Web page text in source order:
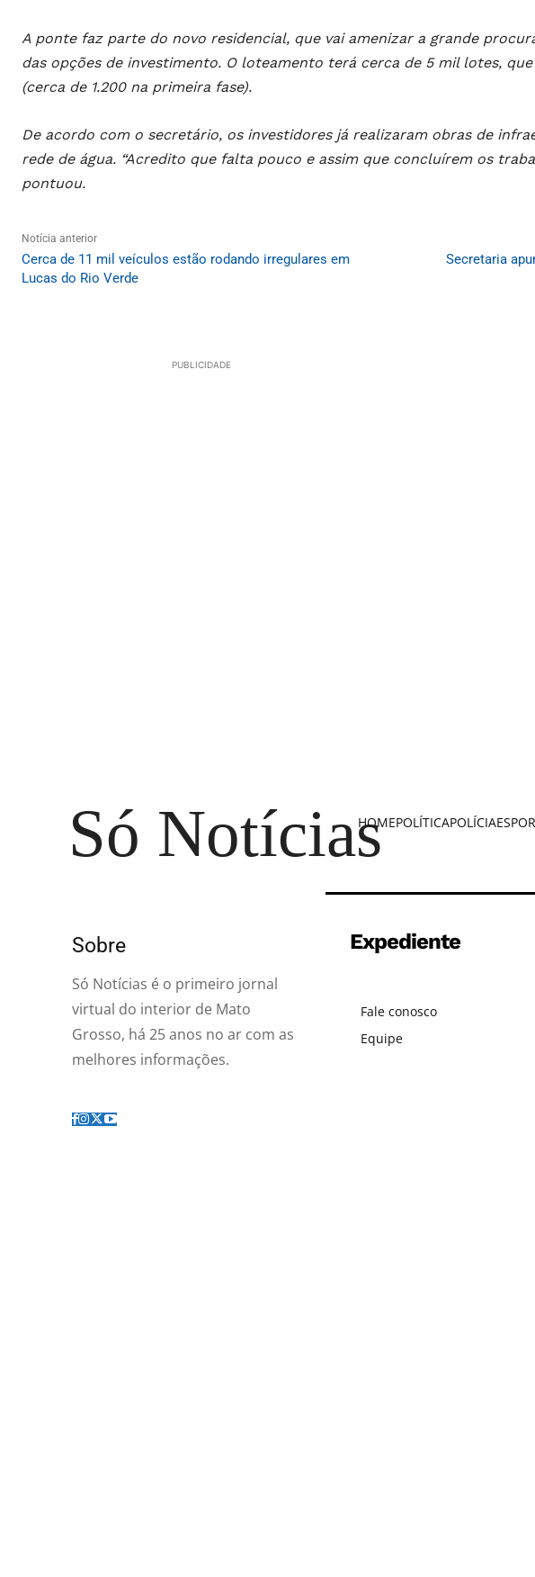
A ponte faz parte do novo residencial, que vai amenizar a grande
das opções de investimento. O loteamento terá cerca de 5 mil lotes,
(cerca de 1.200 na primeira fase).
De acordo com o secretário, os investidores já realizaram obras de
rede de água. “Acredito que falta pouco e assim que concluírem os
pontuou.
Notícia anterior
Cerca de 11 mil veículos estão rodando irregulares em
Lucas do Rio Verde
Secretaria
PUBLICIDADE
Só Notícias
HOMEPOLÍTICAPOLÍCIA
Sobre
Só Notícias é o primeiro jornal
virtual do interior de Mato
Grosso, há 25 anos no ar com as
melhores informações.
Expediente
Fale conosco
Equipe